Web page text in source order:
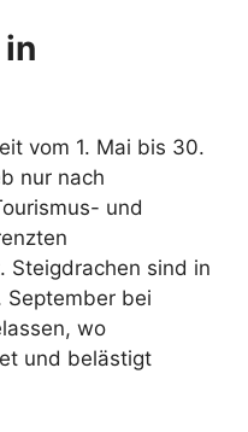
vom 1. Mai bis 30.
nur nach
und
Steigdrachen sind in
September bei
wo
und belästigt